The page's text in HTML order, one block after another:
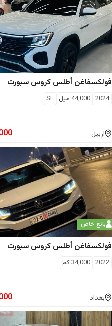
فولكسفاغن أطلس كروس سبورت
2024
44,000 ميل SE
اربيل
بائع خاص
فولكسفاغن أطلس كروس سبورت
2022
34,000كم
بغداد